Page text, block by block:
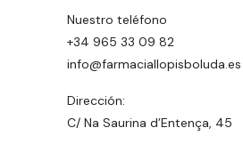
Nuestro teléfono
+34 965 33 09 82
info@farmaciallopisboluda.es
Dirección:
C/ Na Saurina d’Entença, 45